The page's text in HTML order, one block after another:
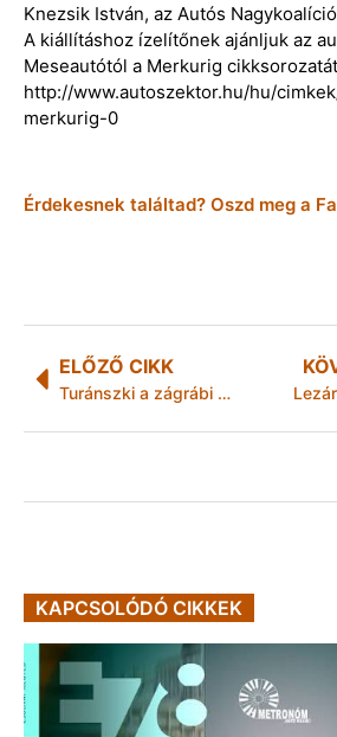
Knezsik István, az Autós
A kiállításhoz ízelítőnek ajánljuk az
Meseautótól a Merkurig
http://www.autoszektor.hu/hu/
merkurig-0
Érdekesnek találtad? Oszd meg a
ELŐZŐ CIKK
Turánszki a zágrábi Ek-dobogón
KAPCSOLÓDÓ CIKKEK